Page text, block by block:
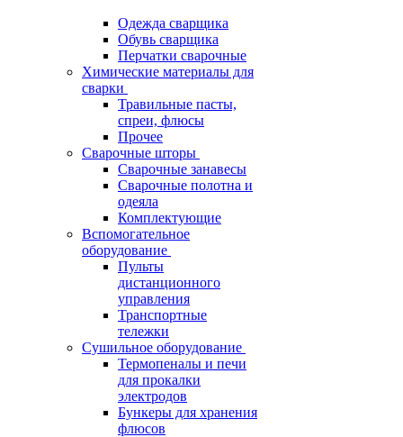
Одежда сварщика
Обувь сварщика
Перчатки сварочные
Химические материалы для
сварки
Травильные пасты,
спреи, флюсы
Прочее
Сварочные шторы
Сварочные занавесы
Сварочные полотна и
одеяла
Комплектующие
Вспомогательное
оборудование
Пульты
дистанционного
управления
Транспортные
тележки
Сушильное оборудование
Термопеналы и печи
для прокалки
электродов
Бункеры для хранения
флюсов